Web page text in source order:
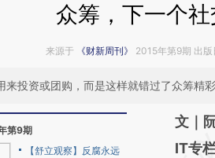
众筹，下一个社
来源于 《财新周刊》 2015年第9期 出
来投资或团购，而是这样就错过了众筹精
第9期
【舒立观察】反腐永远
请务必在
AI
文｜
IT专栏